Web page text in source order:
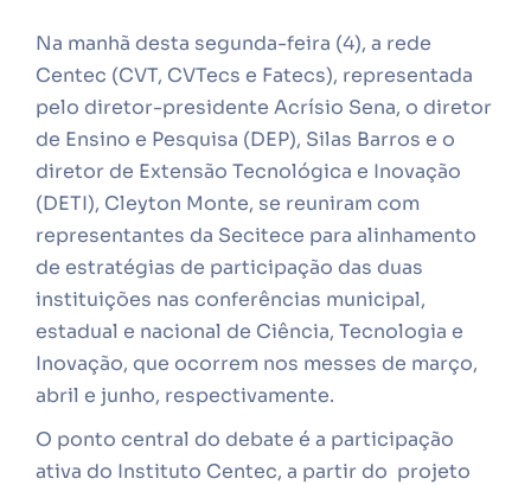
Na manhã desta segunda-feira (4), a rede
Centec (CVT, CVTecs e Fatecs), representada
pelo diretor-presidente Acrísio Sena, o diretor
de Ensino e Pesquisa (DEP), Silas Barros e o
diretor de Extensão Tecnológica e Inovação
(DETI), Cleyton Monte, se reuniram com
representantes da Secitece para alinhamento
de estratégias de participação das duas
instituições nas conferências municipal,
estadual e nacional de Ciência, Tecnologia e
Inovação, que ocorrem nos messes de março,
abril e junho, respectivamente.
O ponto central do debate é a participação
ativa do Instituto Centec, a partir do projeto